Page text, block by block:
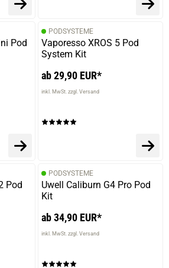
Pod
PODSYSTEME
Vaporesso XROS 5 Pod
System Kit
ab 29,90 EUR*
inkl. MwSt. zzgl. Versand
Pod
PODSYSTEME
Uwell Caliburn G4 Pro Pod
Kit
ab 34,90 EUR*
inkl. MwSt. zzgl. Versand